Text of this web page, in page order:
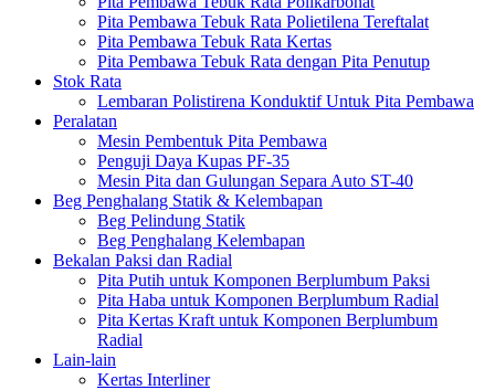
Pita Pembawa Tebuk Rata Polietilena Tereftalat
Pita Pembawa Tebuk Rata Kertas
Pita Pembawa Tebuk Rata dengan Pita Penutup
Stok Rata
Lembaran Polistirena Konduktif Untuk Pita Pembawa
Peralatan
Mesin Pembentuk Pita Pembawa
Penguji Daya Kupas PF-35
Mesin Pita dan Gulungan Separa Auto ST-40
Beg Penghalang Statik & Kelembapan
Beg Pelindung Statik
Beg Penghalang Kelembapan
Bekalan Paksi dan Radial
Pita Putih untuk Komponen Berplumbum Paksi
Pita Haba untuk Komponen Berplumbum Radial
Pita Kertas Kraft untuk Komponen Berplumbum
Radial
Lain-lain
Kertas Interliner